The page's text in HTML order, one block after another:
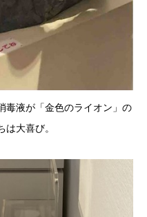
毒液が「金色のライオン」の
大喜び。